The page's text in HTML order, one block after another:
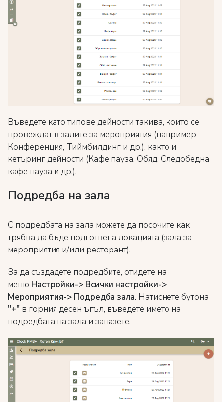
Въведете като типове дейности такива, които се
провеждат в залите за мероприятия (например
Конференция, Тиймбилдинг и др.), както и
кетъринг дейности (Кафе пауза, Обяд, Следобедна
кафе пауза и др.).
Подредба на зала
С подредбата на зала можете да посочите как
трябва да бъде подготвена локацията (зала за
мероприятия и/или ресторант).
За да създадете подредбите, отидете на
меню Настройки-> Всички настройки->
Мероприятия-> Подредба зала. Натиснете бутона
"+" в горния десен ъгъл, въведете името на
подредбата на зала и запазете.